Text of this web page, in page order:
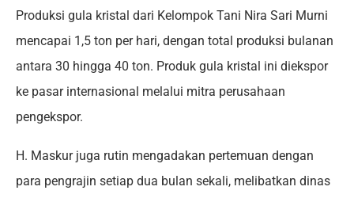
Produksi gula kristal dari Kelompok Tani Nira Sari Murni
mencapai 1,5 ton per hari, dengan total produksi bulanan
antara 30 hingga 40 ton. Produk gula kristal ini diekspor
ke pasar internasional melalui mitra perusahaan
pengekspor.
H. Maskur juga rutin mengadakan pertemuan dengan
para pengrajin setiap dua bulan sekali, melibatkan dinas